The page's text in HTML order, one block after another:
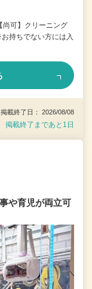
可】クリーニング
持ちでない方には入
載終了日： 2026/08/08
掲載終了まであと1日
や育児が両立可